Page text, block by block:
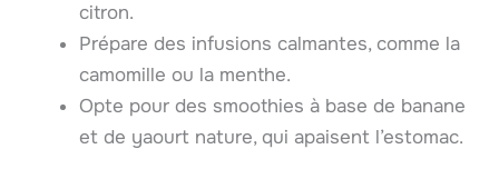
citron.
Prépare des infusions calmantes, comme la
camomille ou la menthe.
Opte pour des smoothies à base de banane
et de yaourt nature, qui apaisent l’estomac.